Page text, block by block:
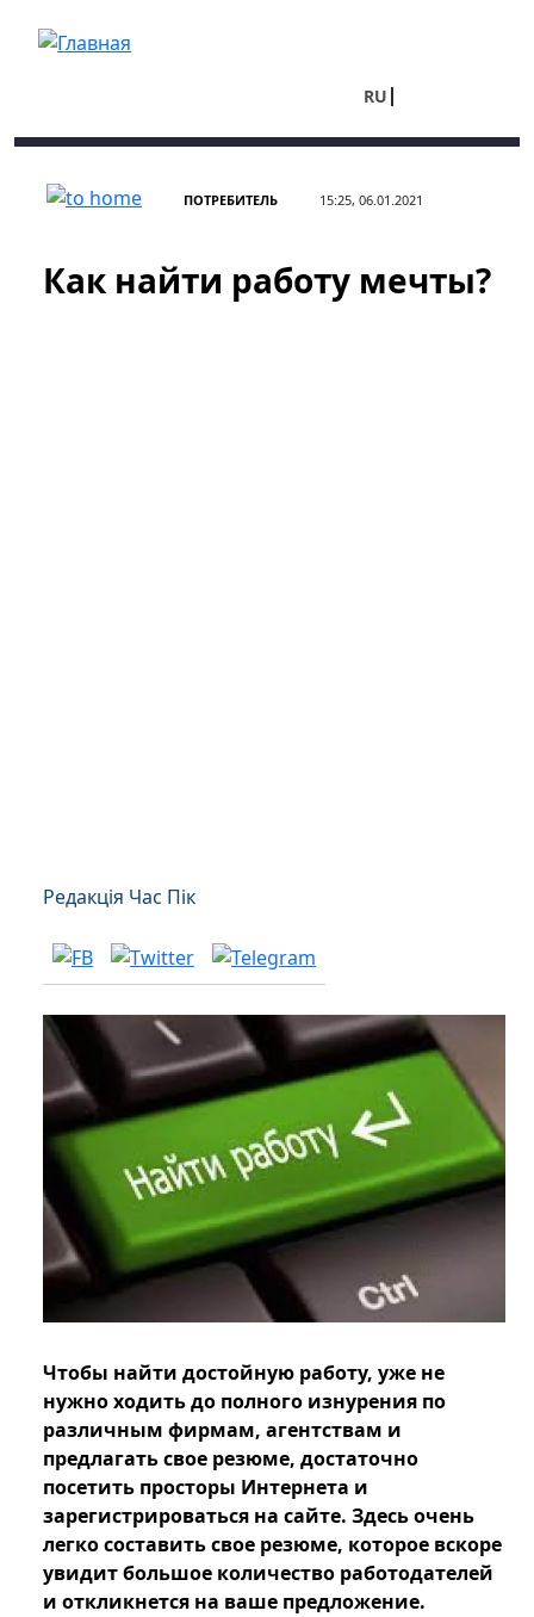
RU
ПОТРЕБИТЕЛЬ 15:25, 06.01.2021
Как найти работу мечты?
Редакція Час Пік
Чтобы найти достойную работу, уже не
нужно ходить до полного изнурения по
различным фирмам, агентствам и
предлагать свое резюме, достаточно
посетить просторы Интернета и
зарегистрироваться на сайте. Здесь очень
легко составить свое резюме, которое вскоре
увидит большое количество работодателей
и откликнется на ваше предложение.